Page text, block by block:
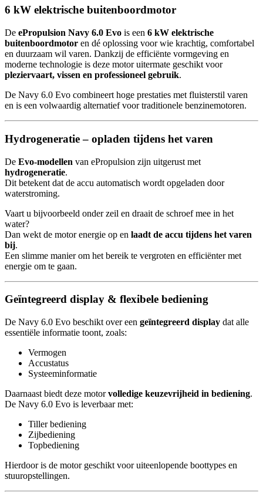
6 kW elektrische buitenboordmotor
De ePropulsion Navy 6.0 Evo is een 6 kW elektrische
buitenboordmotor en dé oplossing voor wie krachtig, comfortabel
en duurzaam wil varen. Dankzij de efficiënte vormgeving en
moderne technologie is deze motor uitermate geschikt voor
pleziervaart, vissen en professioneel gebruik.
De Navy 6.0 Evo combineert hoge prestaties met fluisterstil varen
en is een volwaardig alternatief voor traditionele benzinemotoren.
Hydrogeneratie – opladen tijdens het varen
De Evo-modellen van ePropulsion zijn uitgerust met
hydrogeneratie.
Dit betekent dat de accu automatisch wordt opgeladen door
waterstroming.
Vaart u bijvoorbeeld onder zeil en draait de schroef mee in het
water?
Dan wekt de motor energie op en laadt de accu tijdens het varen
bij.
Een slimme manier om het bereik te vergroten en efficiënter met
energie om te gaan.
Geïntegreerd display & flexibele bediening
De Navy 6.0 Evo beschikt over een geïntegreerd display dat alle
essentiële informatie toont, zoals:
Vermogen
Accustatus
Systeeminformatie
Daarnaast biedt deze motorvolledige keuzevrijheid in bediening.
De Navy 6.0 Evo is leverbaar met:
Tiller bediening
Zijbediening
Topbediening
Hierdoor is de motor geschikt voor uiteenlopende boottypes en
stuuropstellingen.